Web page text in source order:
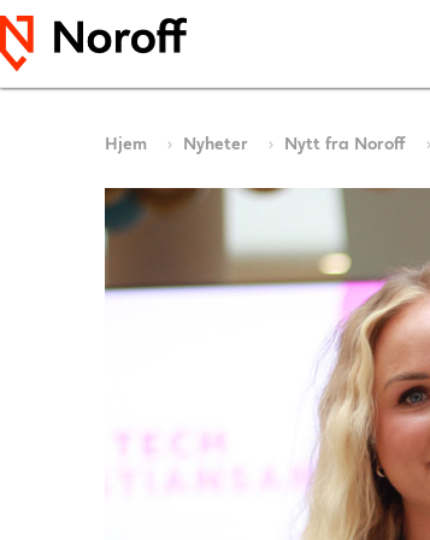
Hjem Nyheter Nytt fra Noroff